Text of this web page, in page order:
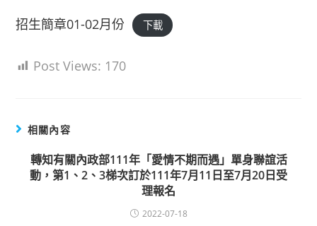
招生簡章01-02月份 下載
Post Views: 170
相關內容
轉知有關內政部111年「愛情不期而遇」單身聯誼活
動，第1、2、3梯次訂於111年7月11日至7月20日受
理報名
2022-07-18